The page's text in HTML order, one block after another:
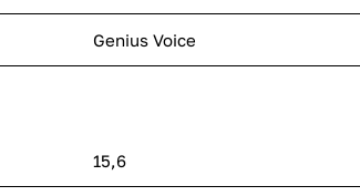
Genius Voice
15,6